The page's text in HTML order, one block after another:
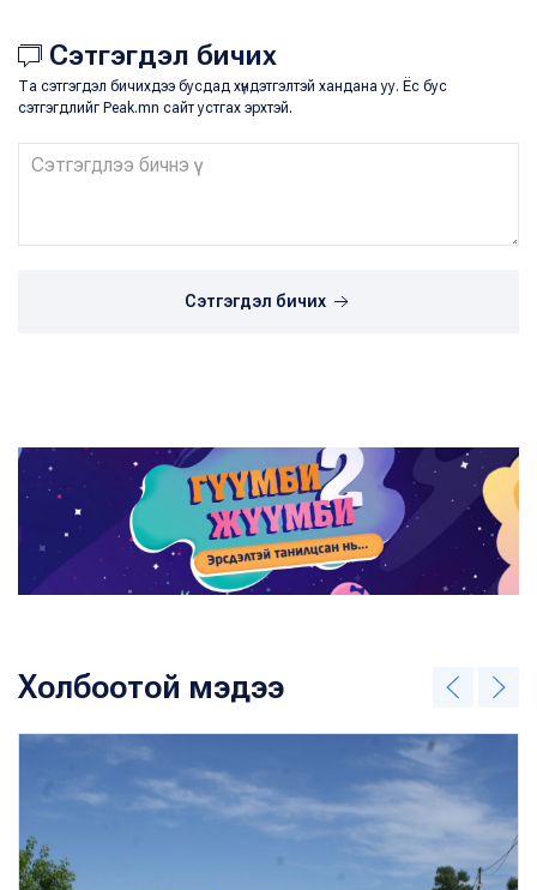
Сэтгэгдэл бичих
Та сэтгэгдэл бичихдээ бусдад хүндэтгэлтэй хандана уу. Ёс бус
сэтгэгдлийг Peak.mn сайт устгах эрхтэй.
Сэтгэгдэл бичих
Холбоотой мэдээ